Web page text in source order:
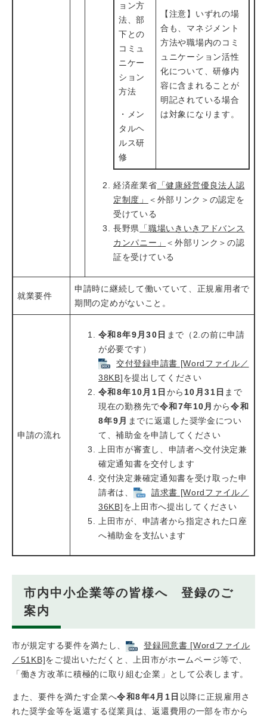
ョン方
法、部
下との
コミュ
ニケー
ション
方法
・メン
タルヘ
ルス研
修
【注意】いずれの場
合も、マネジメント
方法や職場内のコミ
ュニケーション活性
化について、研修内
容に含まれることが
明記されている場合
は対象になります。
経済産業省 「健康経営優良法人認
定制度」
＜外部リンク＞ の認定を
受けている
長野県
「職場いきいきアドバンス
カンパニー」
＜外部リンク＞の認
証を受けている
就業要件
申請時に継続して働いていて、正規雇用者で
期間の定めがないこと。
申請の流れ
令和8年9月30日 まで（2.の前に申請
が必要です）
交付登録申請書 [Wordファイル／
38KB]を提出してください
令和8年10月1日 から 10月31日 まで
現在の勤務先で令和7年10月 から令和
8年9月 までに返還した奨学金につい
て、補助金を申請してください
上田市が審査し、申請者へ交付決定兼
確定通知書を交付します
交付決定兼確定通知書を受け取った申
請者は、
請求書 [Wordファイル／
36KB]を上田市へ提出してください
上田市が、申請者から指定された口座
へ補助金を支払います
市内中小企業等の皆様へ 登録のご
案内
市が規定する要件を満たし、
登録同意書 [Wordファイル
／51KB]をご提出いただくと、上田市がホームページ等で、
「働き方改革に積極的に取り組む企業」として公表します。
また、要件を満たす企業へ令和8年4月1日 以降に正規雇用さ
れた奨学金等を返還する従業員は、返還費用の一部を市から